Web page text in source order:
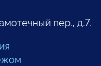
пер., д.7.